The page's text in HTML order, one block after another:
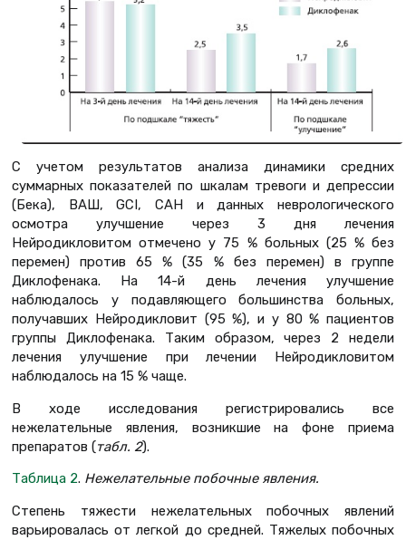
С учетом результатов анализа динамики средних
суммарных показателей по шкалам тревоги и депрессии
(Бека), ВАШ, GCI, САН и данных неврологического
осмотра улучшение через 3 дня лечения
Нейродикловитом отмечено у 75 % больных (25 % без
перемен) против 65 % (35 % без перемен) в группе
Диклофенака. На 14-й день лечения улучшение
наблюдалось у подавляющего большинства больных,
получавших Нейродикловит (95 %), и у 80 % пациентов
группы Диклофенака. Таким образом, через 2 недели
лечения улучшение при лечении Нейродикловитом
наблюдалось на 15 % чаще.
В ходе исследования регистрировались все
нежелательные явления, возникшие на фоне приема
препаратов (табл. 2).
Таблица 2. Нежелательные побочные явления.
Степень тяжести нежелательных побочных явлений
варьировалась от легкой до средней. Тяжелых побочных